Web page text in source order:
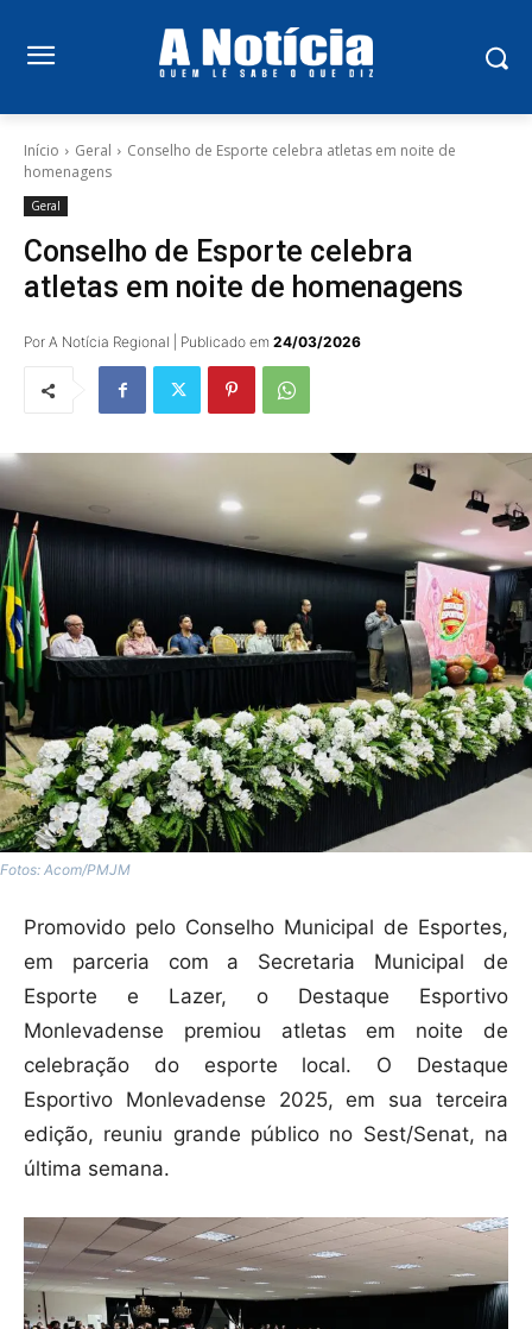
Início Geral
Conselho de Esporte celebra atletas em noite de
homenagens
Geral
Conselho de Esporte celebra
atletas em noite de homenagens
Por A Notícia Regional | Publicado em 24/03/2026
Fotos: Acom/PMJM
Promovido pelo Conselho Municipal de Esportes,
em parceria com a Secretaria Municipal de
Esporte e Lazer, o Destaque Esportivo
Monlevadense premiou atletas em noite de
celebração do esporte local. O Destaque
Esportivo Monlevadense 2025, em sua terceira
edição, reuniu grande público no Sest/Senat, na
última semana.